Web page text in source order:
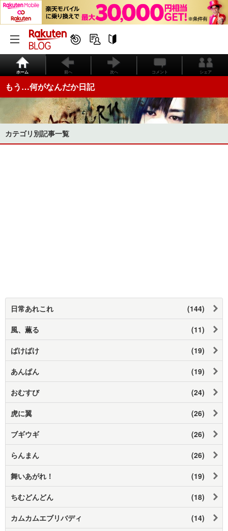
ホーム 前へ 次へ コメント シェア
もう…何がなんだか日記
カテゴリ別記事一覧
日常あれこれ (144)
風、薫る (11)
ばけばけ (19)
あんぱん (19)
おむすび (24)
虎に翼 (26)
ブギウギ (26)
らんまん (26)
舞いあがれ！ (19)
ちむどんどん (18)
カムカムエブリバディ (14)